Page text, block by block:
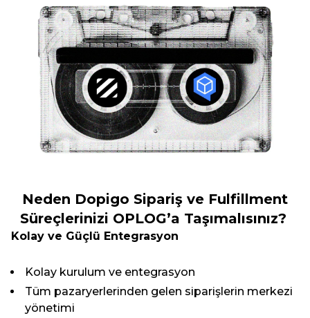
Neden Dopigo Sipariş ve Fulfillment
Süreçlerinizi OPLOG’a Taşımalısınız?
Kolay ve Güçlü Entegrasyon
Kolay kurulum ve entegrasyon
Tüm pazaryerlerinden gelen siparişlerin merkezi
yönetimi